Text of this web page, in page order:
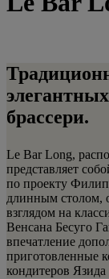
брассери.
Le Bar Long,
представляет
по проекту
длинным столом,
взглядом на
Венсана Бесуго
впечатление
приготовленные
кондитеров